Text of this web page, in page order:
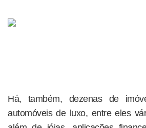
Há, também, dezenas de
automóveis de luxo, entre eles